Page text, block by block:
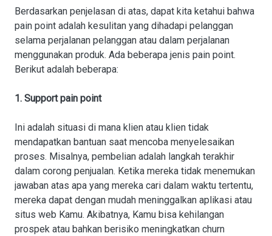
Berdasarkan penjelasan di atas, dapat kita ketahui bahwa
pain point adalah kesulitan yang dihadapi pelanggan
selama perjalanan pelanggan atau dalam perjalanan
menggunakan produk. Ada beberapa jenis pain point.
Berikut adalah beberapa:
1. Support pain point
Ini adalah situasi di mana klien atau klien tidak
mendapatkan bantuan saat mencoba menyelesaikan
proses. Misalnya, pembelian adalah langkah terakhir
dalam corong penjualan. Ketika mereka tidak menemukan
jawaban atas apa yang mereka cari dalam waktu tertentu,
mereka dapat dengan mudah meninggalkan aplikasi atau
situs web Kamu. Akibatnya, Kamu bisa kehilangan
prospek atau bahkan berisiko meningkatkan churn